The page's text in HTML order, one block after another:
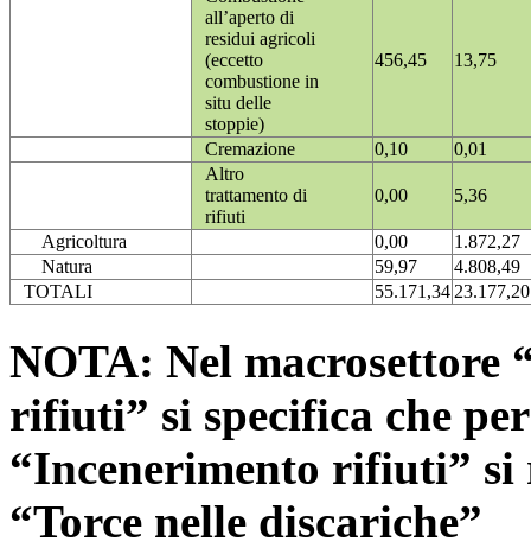
all’aperto di
residui agricoli
(eccetto
combustione in
situ delle
stoppie)
456,45 13,75
Cremazione 0,10
0,01
Altro
trattamento di
rifiuti
0,00 5,36
Agricoltura 0,00
1.872,27
Natura
59,97
4.808,49
TOTALI
55.171,3423.177,20
NOTA: Nel macrosettore
rifiuti” si specifica che
“Incenerimento rifiuti”
“Torce nelle discariche”